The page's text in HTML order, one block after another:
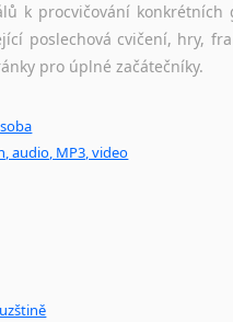
k procvičování
poslechová cvičení, hry,
pro úplné začátečníky.
audio, MP3, video